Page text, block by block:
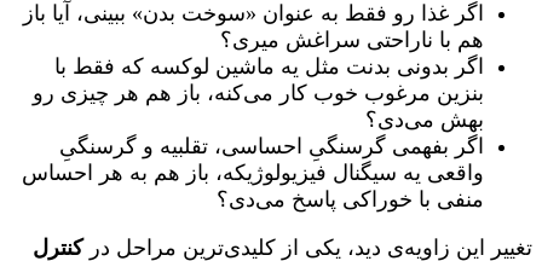
اگر غذا رو فقط به عنوان «سوخت بدن» ببینی، آیا باز
هم با ناراحتی سراغش میری؟
اگر بدونی بدنت مثل یه ماشین لوکسه که فقط با
بنزین مرغوب خوب کار می‌کنه، باز هم هر چیزی رو
بهش می‌دی؟
اگر بفهمی گرسنگیِ احساسی، تقلبیه و گرسنگیِ
واقعی یه سیگنال فیزیولوژیکه، باز هم به هر احساس
منفی با خوراکی پاسخ می‌دی؟
تغییر این زاویه‌ی دید، یکی از کلیدی‌ترین مراحل درکنترل